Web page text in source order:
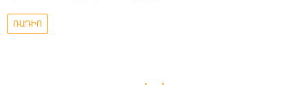
ՌԱԴԻՈ